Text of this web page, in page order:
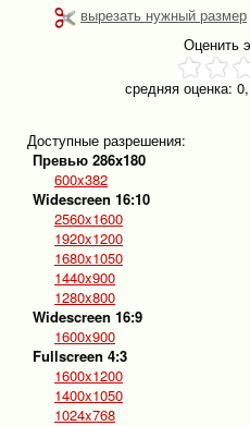
вырезать нужный размер
Оценить
средняя оценка: 0
Доступные разрешения:
Превью 286x180
600x382
Widescreen 16:10
2560x1600
1920x1200
1680x1050
1440x900
1280x800
Widescreen 16:9
1600x900
Fullscreen 4:3
1600x1200
1400x1050
1024x768